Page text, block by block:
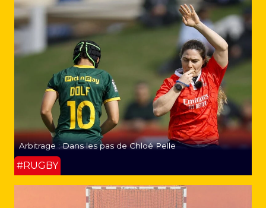
Arbitrage : Dans les pas de Chloé Pelle
#RUGBY